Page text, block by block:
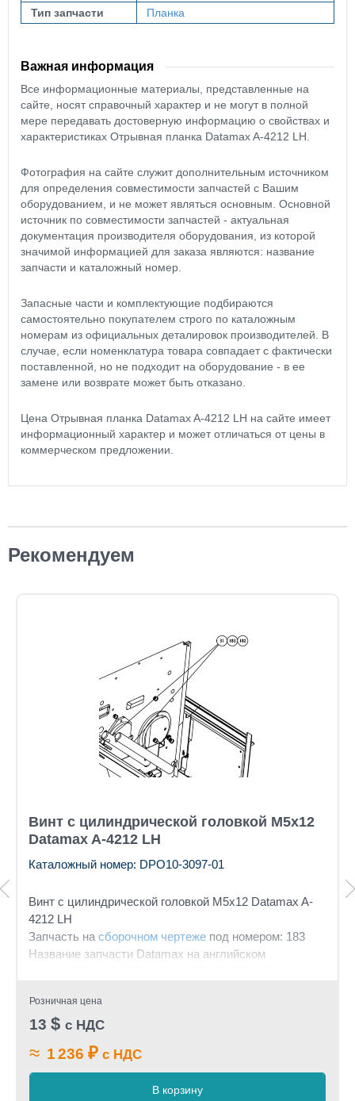
Тип запчасти Планка
Важная информация
Все информационные материалы, представленные на
сайте, носят справочный характер и не могут в полной
мере передавать достоверную информацию о свойствах и
характеристиках Отрывная планка Datamax A-4212 LH.
Фотография на сайте служит дополнительным источником
для определения совместимости запчастей с Вашим
оборудованием, и не может являться основным. Основной
источник по совместимости запчастей - актуальная
документация производителя оборудования, из которой
значимой информацией для заказа являются: название
запчасти и каталожный номер.
Запасные части и комплектующие подбираются
самостоятельно покупателем строго по каталожным
номерам из официальных деталировок производителей. В
случае, если номенклатура товара совпадает с фактически
поставленной, но не подходит на оборудование - в ее
замене или возврате может быть отказано.
Цена Отрывная планка Datamax A-4212 LH на сайте имеет
информационный характер и может отличаться от цены в
коммерческом предложении.
Рекомендуем
Винт с цилиндрической головкой М5х12
Datamax A-4212 LH
Каталожный номер: DPO10-3097-01
Винт с цилиндрической головкой М5х12 Datamax A-
4212 LH
Запчасть на сборочном чертеже под номером: 183
Название запчасти Datamax на английском
Розничная цена
13 $ с НДС
≈ 1 236 ₽ с НДС
В корзину